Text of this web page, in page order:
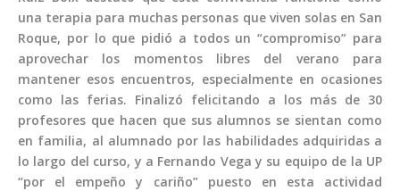
una terapia para muchas personas que viven solas en San
Roque, por lo que pidió a todos un “compromiso” para
aprovechar los momentos libres del verano para
mantener esos encuentros, especialmente en ocasiones
como las ferias. Finalizó felicitando a los más de 30
profesores que hacen que sus alumnos se sientan como
en familia, al alumnado por las habilidades adquiridas a
lo largo del curso, y a Fernando Vega y su equipo de la UP
“por el empeño y cariño” puesto en esta actividad